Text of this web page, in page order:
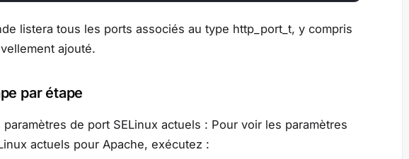
listera tous les ports associés au type http_port_t, y compris
ajouté.
par étape
de port SELinux actuels : Pour voir les paramètres
actuels pour Apache, exécutez :